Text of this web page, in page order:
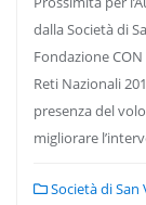
dalla Società di
Fondazione
Reti Nazionali
presenza del
migliorare
Società di San